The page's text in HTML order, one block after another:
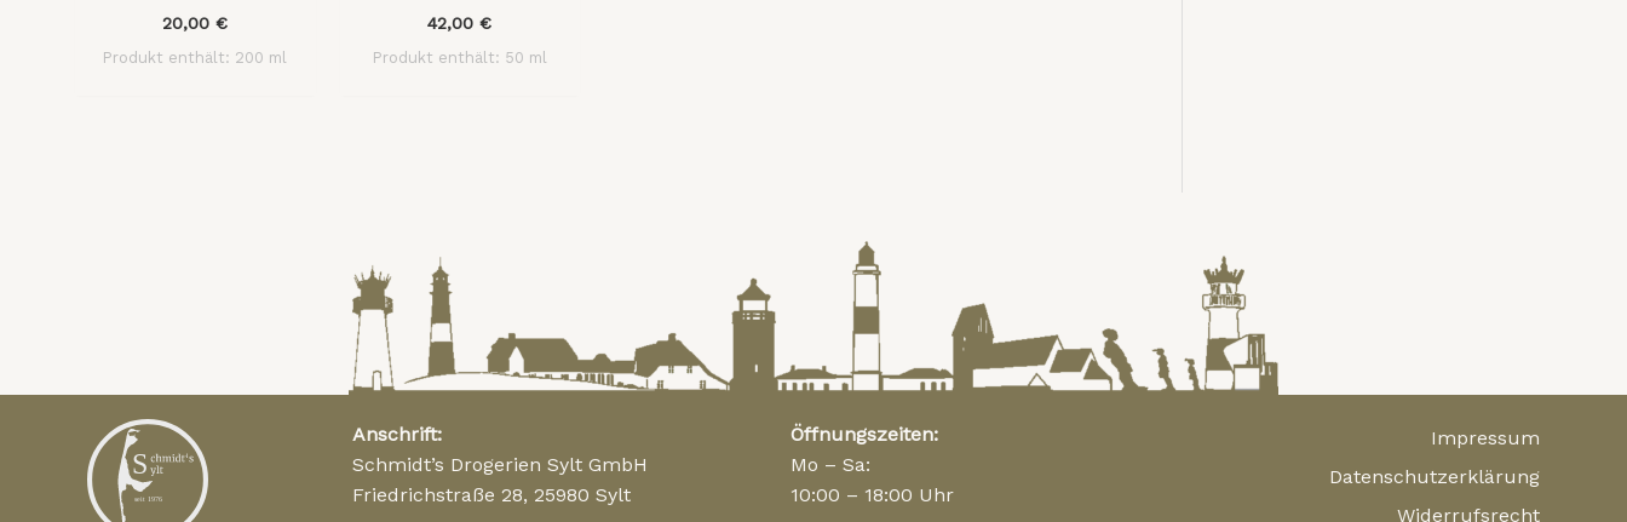
20,00€
Produkt enthält: 200 ml
42,00€
Produkt enthält: 50 ml
Anschrift:
Schmidt’s Drogerien Sylt GmbH
Friedrichstraße 28, 25980 Sylt
Öffnungszeiten:
Mo – Sa:
10:00 – 18:00 Uhr
Impressum
Datenschutzerklärung
Widerrufsrecht